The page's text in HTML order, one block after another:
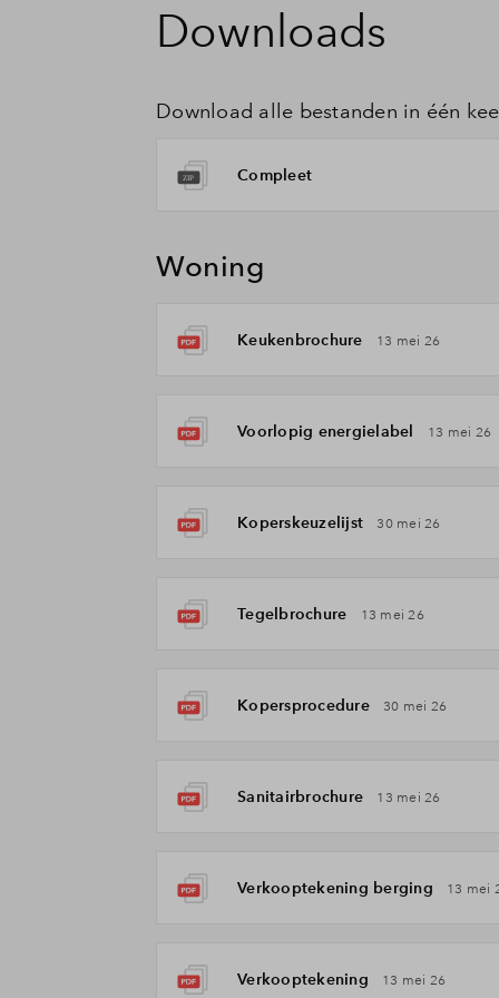
Downloads
Download alle bestanden in één
Compleet
Woning
Keukenbrochure 13 mei 26
Voorlopig energielabel 13 mei 26
Koperskeuzelijst 30 mei 26
Tegelbrochure 13 mei 26
Kopersprocedure 30 mei 26
Sanitairbrochure 13 mei 26
Verkooptekening berging 13 mei
Verkooptekening 13 mei 26